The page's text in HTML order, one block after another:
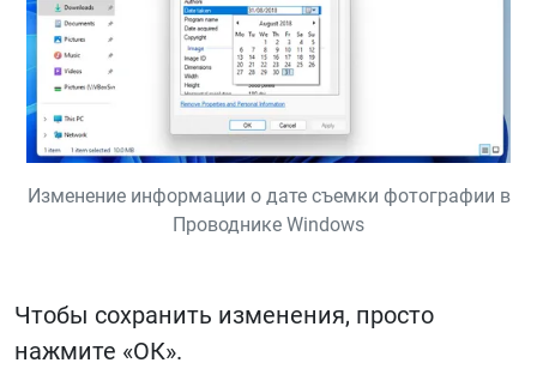
Изменение информации о дате съемки фотографии в
Проводнике Windows
Чтобы сохранить изменения, просто
нажмите «ОК».